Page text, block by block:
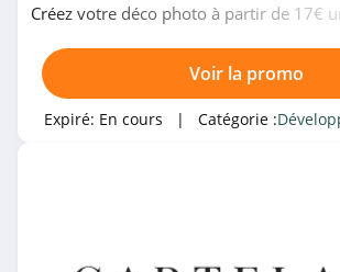
Créez votre déco photo à partir de 17€
Voir la promo
Expiré: En cours | Catégorie :